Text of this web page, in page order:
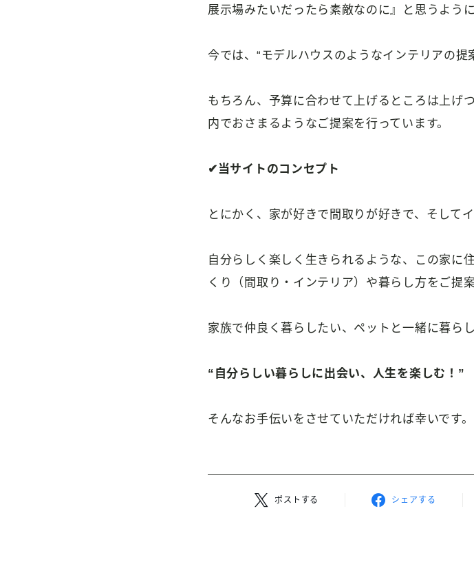
展示場みたいだったら素敵なのに』と思うよう
今では、“モデルハウスのようなインテリアの提
もちろん、予算に合わせて上げるところは上げ
内でおさまるようなご提案を行っています。
✔当サイトのコンセプト
とにかく、家が好きで間取りが好きで、そして
自分らしく楽しく生きられるような、この家に
くり（間取り・インテリア）や暮らし方をご提
家族で仲良く暮らしたい、ペットと一緒に暮ら
“自分らしい暮らしに出会い、人生を楽しむ！”
そんなお手伝いをさせていただければ幸いです。
ポストする シェアする